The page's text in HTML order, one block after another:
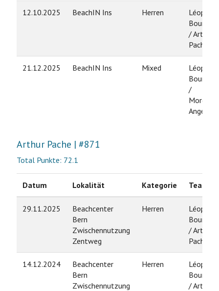
12.10.2025 BeachIN Ins Herren
Léopold
Bourdon
/ Arthur
Pache
21.12.2025 BeachIN Ins Mixed
Léopold
Bourdon
/
Morgane
Arthur Pache | #871
Total Punkte: 72.1
Datum Lokalität Kategorie Team
29.11.2025
Beachcenter
Bern
Zwischennutzung
Zentweg
Herren
Léopold
Bourdon
/ Arthur
Pache
14.12.2024
Beachcenter
Bern
Zwischennutzung
Herren
Léopold
Bourdon
/ Arthur